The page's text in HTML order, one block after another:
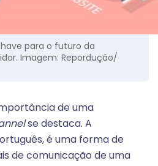
para o futuro da
Imagem: Repordução/
de uma
se destaca. A
é uma forma de
de comunicação de uma